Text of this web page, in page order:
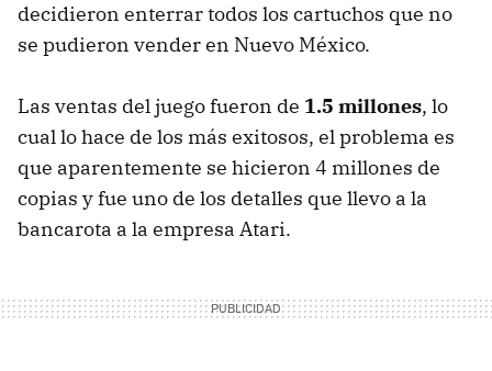
decidieron enterrar todos los cartuchos que no
se pudieron vender en Nuevo México.
Las ventas del juego fueron de 1.5 millones, lo
cual lo hace de los más exitosos, el problema es
que aparentemente se hicieron 4 millones de
copias y fue uno de los detalles que llevo a la
bancarota a la empresa Atari.